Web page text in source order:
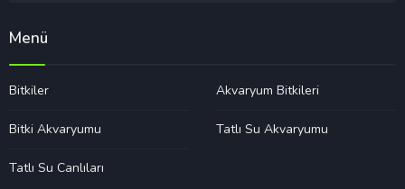
Menü
Bitkiler Akvaryum Bitkileri
Bitki Akvaryumu Tatlı Su Akvaryumu
Tatlı Su Canlıları